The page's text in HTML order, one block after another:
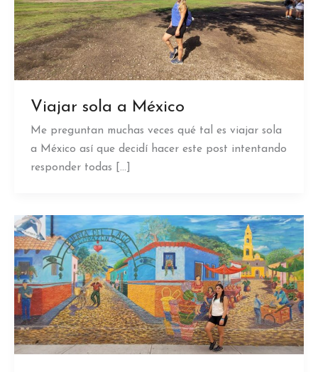
Viajar sola a México
Me preguntan muchas veces qué tal es viajar sola
a México así que decidí hacer este post intentando
responder todas […]